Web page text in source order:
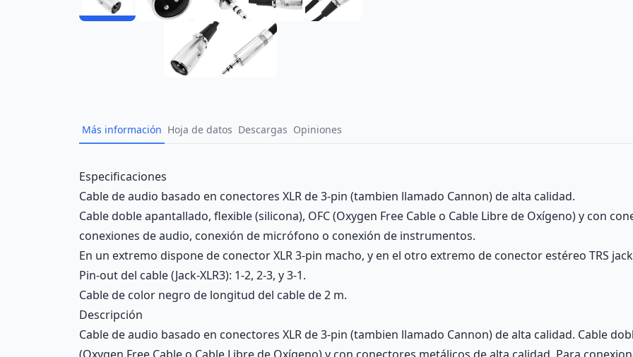
Más información Hoja de datos Descargas Opiniones
Description
Especificaciones
Cable de audio basado en conectores XLR de 3-pin (tambien llamado Cannon) de alta calidad.
Cable doble apantallado, flexible (silicona), OFC (Oxygen Free Cable o Cable Libre de Oxígeno) y con
conexiones de audio, conexión de micrófono o conexión de instrumentos.
En un extremo dispone de conector XLR 3-pin macho, y en el otro extremo de conector estéreo TRS
Pin-out del cable (Jack-XLR3): 1-2, 2-3, y 3-1.
Cable de color negro de longitud del cable de 2 m.
Descripción
Cable de audio basado en conectores XLR de 3-pin (tambien llamado Cannon) de alta calidad. Cable